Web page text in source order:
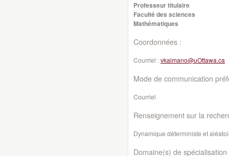
Professeur titulaire
Faculté des sciences
Mathématiques
Coordonnées :
Courriel :vkaimano@uOttawa.ca
Mode de communication
Courriel
Renseignement sur la
Dynamique déterministe et
Domaine(s) de spécialisation